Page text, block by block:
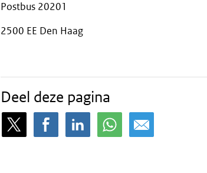
Postbus 20201
2500 EE Den Haag
Deel deze pagina